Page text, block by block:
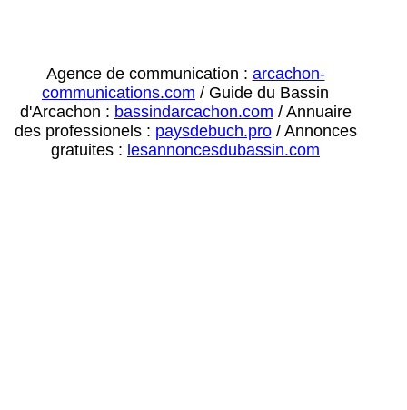
Agence de communication : arcachon-
communications.com / Guide du Bassin
d'Arcachon : bassindarcachon.com / Annuaire
des professionels : paysdebuch.pro/ Annonces
gratuites : lesannoncesdubassin.com